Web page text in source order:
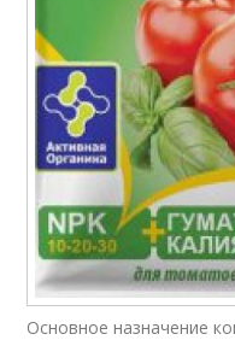
Основное назначение